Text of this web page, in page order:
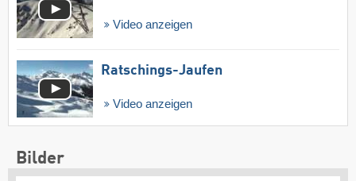
Video anzeigen
Ratschings-Jaufen
Video anzeigen
Bilder